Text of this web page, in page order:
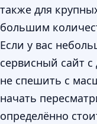
также для
большим
Если у вас
сервисный сайт
не спешить с
начать
определённо